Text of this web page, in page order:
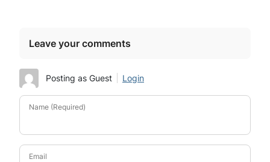
Leave your comments
Posting as Guest Login
Name (Required)
Email